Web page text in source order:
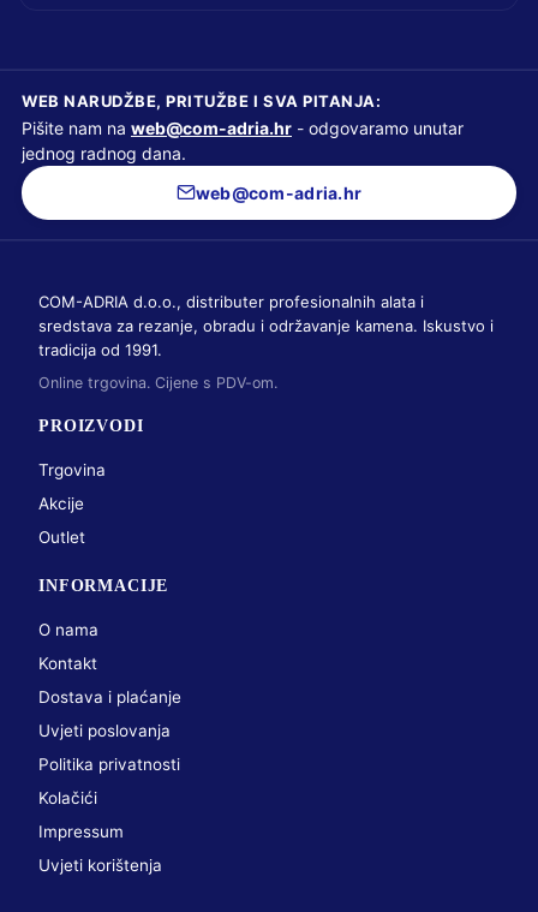
WEB NARUDŽBE, PRITUŽBE I SVA PITANJA:
Pišite nam na web@com-adria.hr - odgovaramo unutar
jednog radnog dana.
web@com-adria.hr
COM-ADRIA d.o.o., distributer profesionalnih alata i
sredstava za rezanje, obradu i održavanje kamena. Iskustvo i
tradicija od 1991.
Online trgovina. Cijene s PDV-om.
PROIZVODI
Trgovina
Akcije
Outlet
INFORMACIJE
O nama
Kontakt
Dostava i plaćanje
Uvjeti poslovanja
Politika privatnosti
Kolačići
Impressum
Uvjeti korištenja